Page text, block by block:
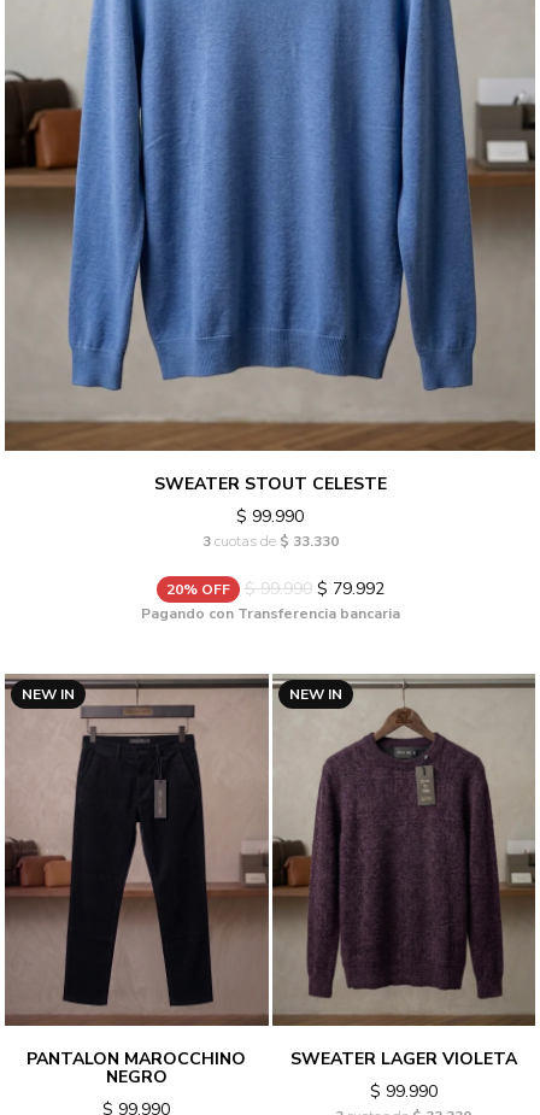
SWEATER STOUT CELESTE
$ 99.990
3cuotas de $ 33.330
20% OFF $ 99.990$ 79.992
Pagando con Transferencia bancaria
NEW IN
PANTALON MAROCCHINO
NEGRO
$ 99.990
NEW IN
SWEATER LAGER VIOLETA
$ 99.990